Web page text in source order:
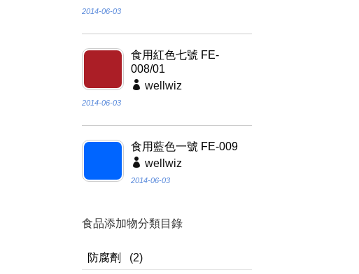
2014-06-03
食用紅色七號 FE-
008/01
wellwiz
2014-06-03
食用藍色一號 FE-009
wellwiz
2014-06-03
食品添加物分類目錄
防腐劑
(2)